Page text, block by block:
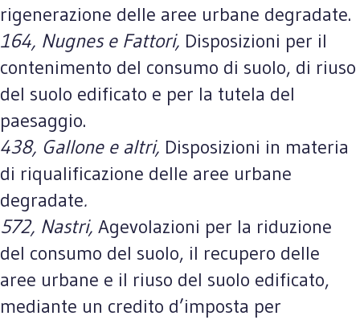
rigenerazione delle aree urbane degradate.
164, Nugnes e Fattori, Disposizioni per il
contenimento del consumo di suolo, di riuso
del suolo edificato e per la tutela del
paesaggio.
438, Gallone e altri, Disposizioni in materia
di riqualificazione delle aree urbane
degradate.
572, Nastri, Agevolazioni per la riduzione
del consumo del suolo, il recupero delle
aree urbane e il riuso del suolo edificato,
mediante un credito d’imposta per